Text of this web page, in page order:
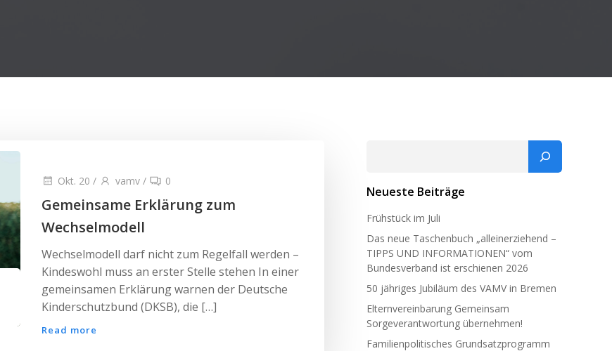
Okt. 20 / vamv / 0
Gemeinsame Erklärung zum
Wechselmodell
Wechselmodell darf nicht zum Regelfall werden –
Kindeswohl muss an erster Stelle stehen In einer
gemeinsamen Erklärung warnen der Deutsche
Kinderschutzbund (DKSB), die […]
Read more
Neueste Beiträge
Frühstück im Juli
Das neue Taschenbuch „alleinerziehend –
TIPPS UND INFORMATIONEN“ vom
Bundesverband ist erschienen 2026
50 jähriges Jubiläum des VAMV in Bremen
Elternvereinbarung Gemeinsam
Sorgeverantwortung übernehmen!
Familienpolitisches Grundsatzprogramm